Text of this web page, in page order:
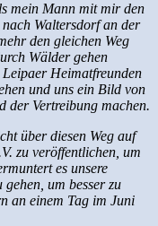
mein Mann mit mir den
Waltersdorf an der
den gleichen Weg
Wälder gehen
Heimatfreunden
und uns ein Bild von
der Vertreibung machen.
über diesen Weg auf
zu veröffentlichen, um
es unsere
um besser zu
an einem Tag im Juni